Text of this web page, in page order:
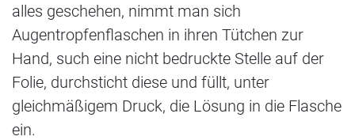
alles geschehen, nimmt man sich
Augentropfenflaschen in ihren Tütchen zur
Hand, such eine nicht bedruckte Stelle auf der
Folie, durchsticht diese und füllt, unter
gleichmäßigem Druck, die Lösung in die Flasche
ein.